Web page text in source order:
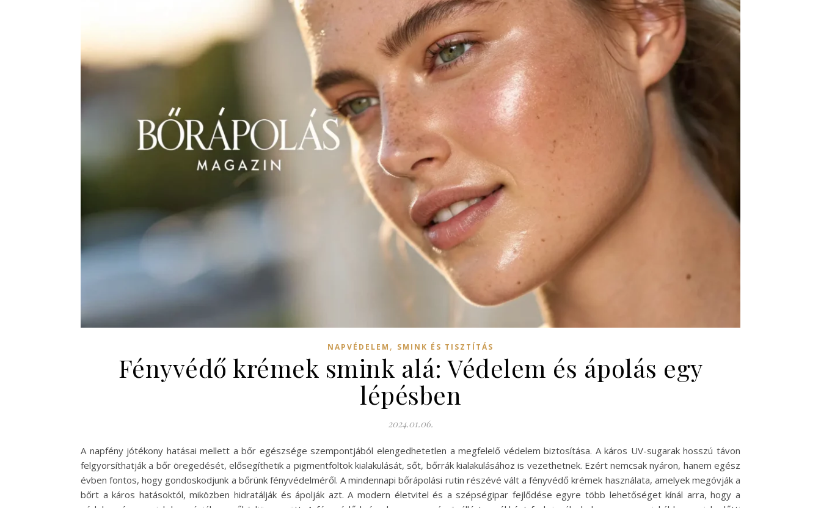
NAPVÉDELEM , SMINK ÉS TISZTÍTÁS
Fényvédő krémek smink alá: Védelem és ápolás egy
lépésben
2024.01.06.
A napfény jótékony hatásai mellett a bőr egészsége szempontjából elengedhetetlen a megfelelő védelem biztosítása. A káros UV-sugarak hosszú távon
felgyorsíthatják a bőr öregedését, elősegíthetik a pigmentfoltok kialakulását, sőt, bőrrák kialakulásához is vezethetnek. Ezért nemcsak nyáron, hanem egész
évben fontos, hogy gondoskodjunk a bőrünk fényvédelméről. A mindennapi bőrápolási rutin részévé vált a fényvédő krémek használata, amelyek megóvják a
bőrt a káros hatásoktól, miközben hidratálják és ápolják azt. A modern életvitel és a szépségipar fejlődése egyre több lehetőséget kínál arra, hogy a